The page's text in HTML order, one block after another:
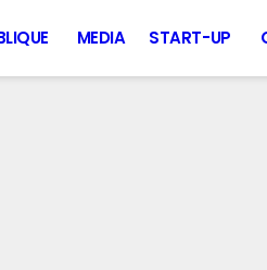
MEDIA START-UP